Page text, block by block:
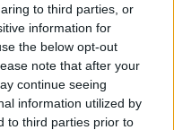
to third parties, or
information for
the below opt-out
note that after your
continue seeing
information utilized by
to third parties prior to